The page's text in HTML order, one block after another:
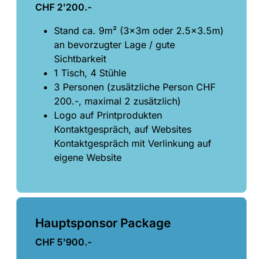
CHF 2'200.-
Stand ca. 9m² (3x3m oder 2.5x3.5m)
an bevorzugter Lage / gute
Sichtbarkeit
1 Tisch, 4 Stühle
3 Personen (zusätzliche Person CHF
200.-, maximal 2 zusätzlich)
Logo auf Printprodukten
Kontaktgespräch, auf Websites
Kontaktgespräch mit Verlinkung auf
eigene Website
Hauptsponsor Package
CHF 5'900.-